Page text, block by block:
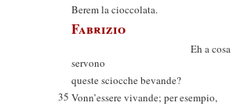
Berem la cioccolata.
Fabrizio
Eh a cosa
servono
queste sciocche bevande?
35 Vonn’essere vivande; per esempio,